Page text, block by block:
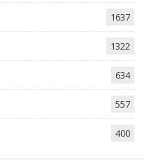
1637
1322
634
557
400